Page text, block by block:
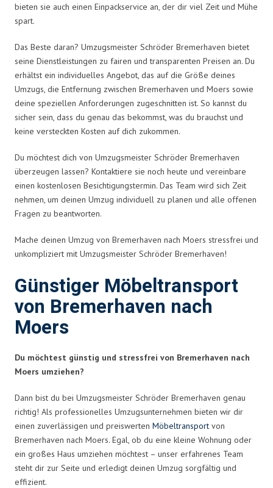
bieten sie auch einen Einpackservice an, der dir viel Zeit und Mühe
spart.
Das Beste daran? Umzugsmeister Schröder Bremerhaven bietet
seine Dienstleistungen zu fairen und transparenten Preisen an. Du
erhältst ein individuelles Angebot, das auf die Größe deines
Umzugs, die Entfernung zwischen Bremerhaven und Moers sowie
deine speziellen Anforderungen zugeschnitten ist. So kannst du
sicher sein, dass du genau das bekommst, was du brauchst und
keine versteckten Kosten auf dich zukommen.
Du möchtest dich von Umzugsmeister Schröder Bremerhaven
überzeugen lassen? Kontaktiere sie noch heute und vereinbare
einen kostenlosen Besichtigungstermin. Das Team wird sich Zeit
nehmen, um deinen Umzug individuell zu planen und alle offenen
Fragen zu beantworten.
Mache deinen Umzug von Bremerhaven nach Moers stressfrei und
unkompliziert mit Umzugsmeister Schröder Bremerhaven!
Günstiger Möbeltransport
von Bremerhaven nach
Moers
Du möchtest günstig und stressfrei von Bremerhaven nach
Moers umziehen?
Dann bist du bei Umzugsmeister Schröder Bremerhaven genau
richtig! Als professionelles Umzugsunternehmen bieten wir dir
einen zuverlässigen und preiswerten Möbeltransport von
Bremerhaven nach Moers. Egal, ob du eine kleine Wohnung oder
ein großes Haus umziehen möchtest – unser erfahrenes Team
steht dir zur Seite und erledigt deinen Umzug sorgfältig und
effizient.